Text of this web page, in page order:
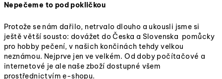
Nepečeme to pod pokličkou
Protože se nám dařilo, netrvalo dlouho a ukousli jsme si
ještě větší sousto: dovážet do Česka a Slovenska pomůcky
pro hobby pečení, v našich končinách tehdy velkou
neznámou. Nejprve jen ve velkém. Od doby počítačové a
internetové je ale naše zboží dostupné všem
prostřednictvím e-shopu.